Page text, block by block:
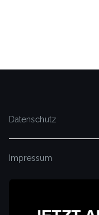
Datenschutz
Impressum